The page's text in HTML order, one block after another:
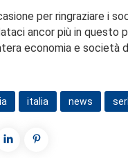
per ringraziare i
ancor più in questo
economia e società
italia news